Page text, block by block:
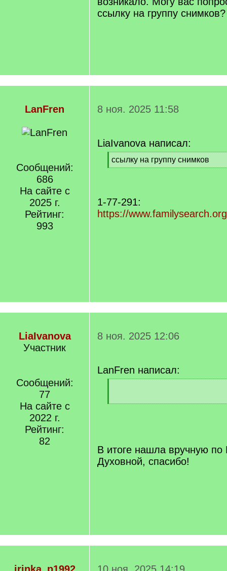
ссылку на группу снимков?
LanFren
Сообщений:
686
На сайте с
2025 г.
Рейтинг:
993
8 ноя. 2025 11:58
LiaIvanova написал:
[
q
ссылку на группу снимков
[
1-77-291:
https://
LiaIvanova
Участник
Сообщений:
77
На сайте с
2022 г.
Рейтинг:
82
8 ноя. 2025 12:06
LanFren написал:
][
В итоге нашла вручную по
Духовной, спасибо!